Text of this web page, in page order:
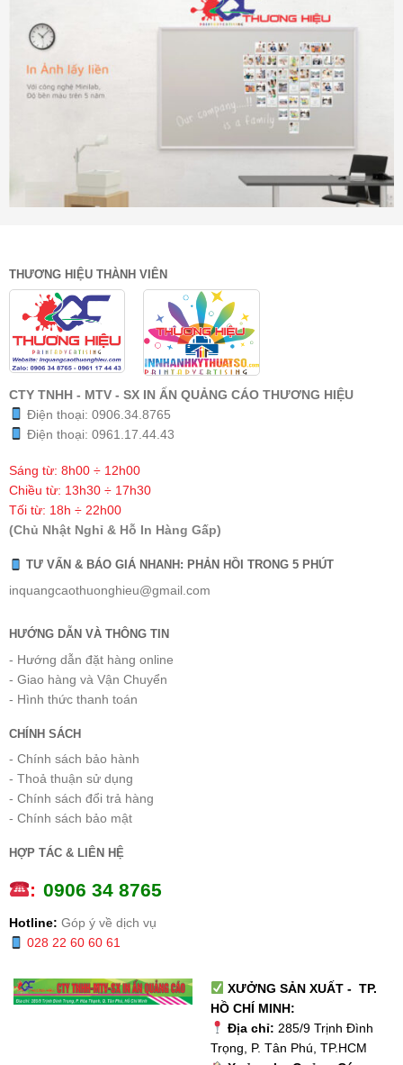
THƯƠNG HIỆU THÀNH VIÊN
CTY TNHH - MTV - SX IN ẤN QUẢNG CÁO THƯƠNG HIỆU
Điện thoại: 0906.34.8765
Điện thoại: 0961.17.44.43
Sáng từ: 8h00 ÷ 12h00
Chiều từ: 13h30 ÷ 17h30
Tối từ: 18h ÷ 22h00
(Chủ Nhật Nghỉ & Hỗ In Hàng Gấp)
TƯ VẤN & BÁO GIÁ NHANH: PHẢN HỒI TRONG 5 PHÚT
inquangcaothuonghieu@gmail.com
HƯỚNG DẪN VÀ THÔNG TIN
- Hướng dẫn đặt hàng online
- Giao hàng và Vận Chuyển
- Hình thức thanh toán
CHÍNH SÁCH
- Chính sách bảo hành
- Thoả thuận sử dụng
- Chính sách đổi trả hàng
- Chính sách bảo mật
HỢP TÁC & LIÊN HỆ
: 0906 34 8765
Hotline: Góp ý về dịch vụ
028 22 60 60 61
XƯỞNG SẢN XUẤT - TP.
HỒ CHÍ MINH:
Địa chỉ: 285/9 Trịnh Đình
Trọng, P. Tân Phú, TP.HCM